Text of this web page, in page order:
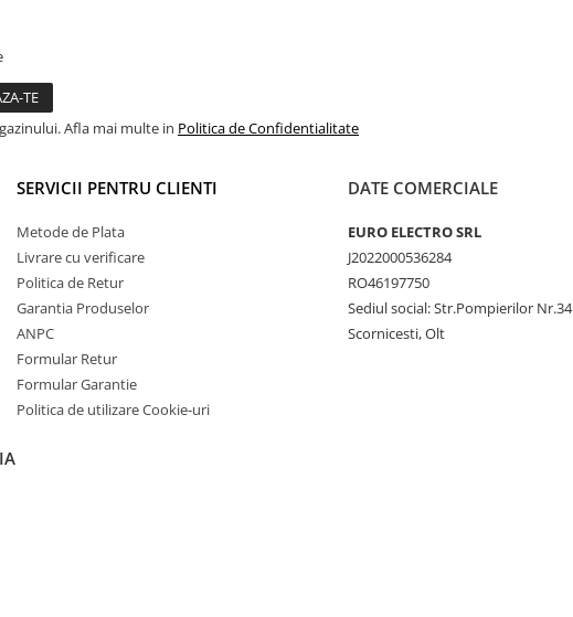
mai departe;
la supra-curent;
video tetiere, etc;
Afla mai multe in Politica de Confidentialitate
SERVICII PENTRU CLIENTI
Metode de Plata
Livrare cu verificare
Politica de Retur
Garantia Produselor
ANPC
Formular Retur
Formular Garantie
Politica de utilizare Cookie-uri
DATE COMERCIALE
EURO ELECTRO SRL
J2022000536284
RO46197750
Sediul social: Str.Pompierilor Nr.34
Scornicesti, Olt